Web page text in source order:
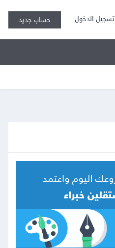
تسجيل الدخول حساب جديد